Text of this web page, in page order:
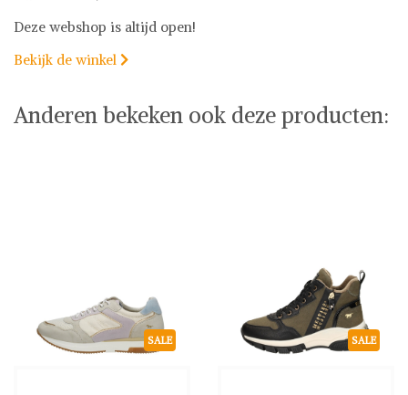
Deze webshop is altijd open!
Bekijk de winkel 
Anderen bekeken ook deze producten:
SALE SALE